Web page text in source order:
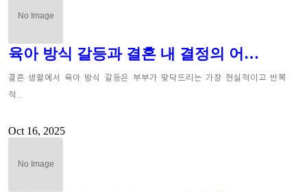
육아 방식 갈등과 결혼 내 결정의 어…
결혼 생활에서 육아 방식 갈등은 부부가 맞닥뜨리는 가장 현실적이고 반복
적…
Oct 16, 2025